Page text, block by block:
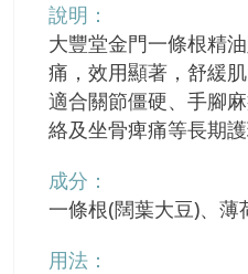
說明：
大豐堂金門一條根精
痛，效用顯著，舒緩
適合關節僵硬、手腳
絡及坐骨痺痛等長期護
成分：
一條根(闊葉大豆)、薄
用法：